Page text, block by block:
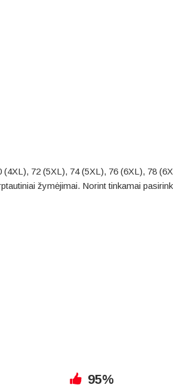
72 (5XL), 74 (5XL), 76 (6XL), 78
žymėjimai. Norint tinkamai
95%